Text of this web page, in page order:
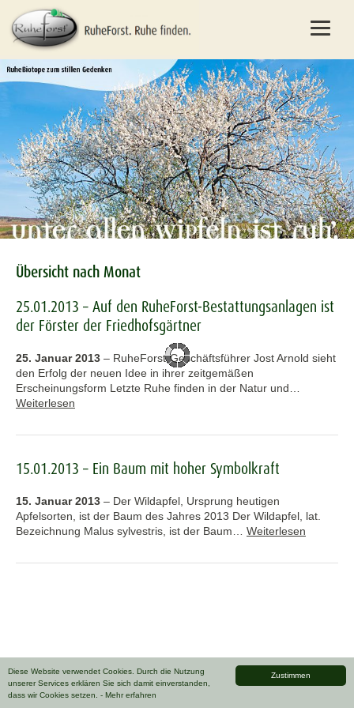
Zustimmen
Diese Website verwendet Cookies. Durch die Nutzung
unserer Services erklären Sie sich damit einverstanden,
dass wir Cookies setzen. - Mehr erfahren
Übersicht nach Monat
25.01.2013 – Auf den RuheForst-Bestattungsanlagen ist
der Förster der Friedhofsgärtner
25. Januar 2013 – RuheForst-Geschäftsführer Jost Arnold sieht
den Erfolg der neuen Idee in ihrer zeitgemäßen
Erscheinungsform Letzte Ruhe finden in der Natur und…
Weiterlesen
15.01.2013 – Ein Baum mit hoher Symbolkraft
15. Januar 2013 – Der Wildapfel, Ursprung heutigen
Apfelsorten, ist der Baum des Jahres 2013 Der Wildapfel, lat.
Bezeichnung Malus sylvestris, ist der Baum… Weiterlesen